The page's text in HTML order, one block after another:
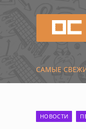
САМЫЕ
НОВОСТИ